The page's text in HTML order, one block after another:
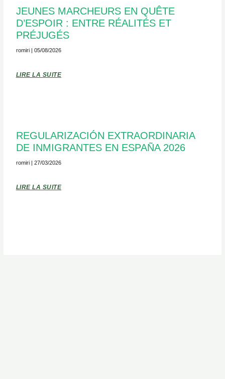
JEUNES MARCHEURS EN QUÊTE
D’ESPOIR : ENTRE RÉALITÉS ET
PRÉJUGÉS
romiri 05/08/2026
LIRE LA SUITE
REGULARIZACIÓN EXTRAORDINARIA
DE INMIGRANTES EN ESPAÑA 2026
romiri 27/03/2026
LIRE LA SUITE